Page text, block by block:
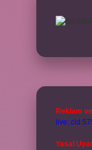
Reklam
Yasal